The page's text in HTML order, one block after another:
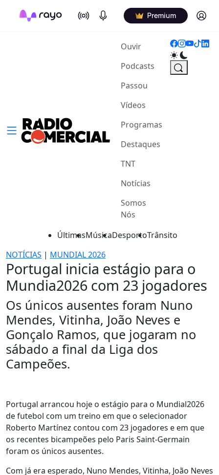
On Air Podcasts Premium Log in
Ouvir(current)
Podcasts
Passou
Vídeos
Programas
Destaques
TNT
Notícias
Somos
Nós
ÚltimasMúsicaDesportoTrânsito
NOTÍCIAS | MUNDIAL 2026
Portugal inicia estágio para o
Mundia2026 com 23 jogadores
Os únicos ausentes foram Nuno
Mendes, Vitinha, João Neves e
Gonçalo Ramos, que jogaram no
sábado a final da Liga dos
Campeões.
Portugal arrancou hoje o estágio para o Mundial2026
de futebol com um treino em que o selecionador
Roberto Martínez contou com 23 jogadores e em que
os recentes bicampeões pelo Paris Saint-Germain
foram os únicos ausentes.
Com já era esperado, Nuno Mendes, Vitinha, João Neves